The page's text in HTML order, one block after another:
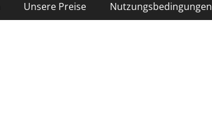
Unsere Preise Nutzungsbedingungen